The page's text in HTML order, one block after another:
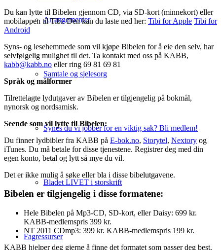
Arrangementer
Samtale og sjelesorg
Synes du vi jobber for en viktig sak? Bli medlem!
Bladet LIVET i storskrift
Fagressurser
Du kan lytte til Bibelen gjennom CD, via SD-kort (minnekort) eller
mobilappen til Tibi. Den kan du laste ned her: Tibi for Apple Tibi for
Android
Syns- og lesehemmede som vil kjøpe Bibelen for å eie den selv, har
selvfølgelig mulighet til det. Ta kontakt med oss på KABB,
kabb@kabb.no eller ring 69 81 69 81
Språk og målformer
Tilrettelagte lydutgaver av Bibelen er tilgjengelig på bokmål,
nynorsk og nordsamisk.
Seende som vil lytte til Bibelen:
Du finner lydbibler fra KABB på E-bok.no, Storytel, Nextory og
iTunes. Du må betale for disse tjenestene. Registrer deg med din
egen konto, betal og lytt så mye du vil.
Det er ikke mulig å søke eller bla i disse bibelutgavene.
Bibelen er tilgjengelig i disse formatene:
Hele Bibelen på Mp3-CD, SD-kort, eller Daisy: 699 kr.
KABB-medlemspris 399 kr.
NT 2011 CDmp3: 399 kr. KABB-medlemspris 199 kr.
KABB hjelper deg gjerne å finne det formatet som passer deg best.